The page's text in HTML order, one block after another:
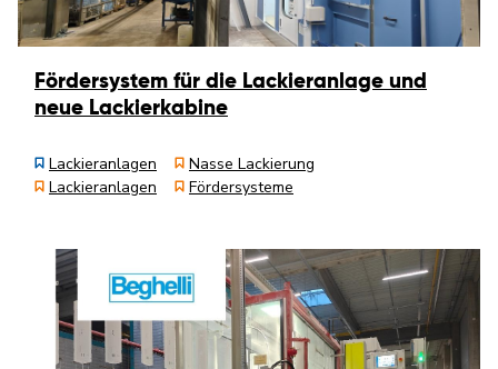
Fördersystem für die Lackieranlage und
neue Lackierkabine
Lackieranlagen
Nasse Lackierung
Lackieranlagen
Fördersysteme